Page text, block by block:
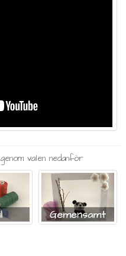
genom valen nedanför